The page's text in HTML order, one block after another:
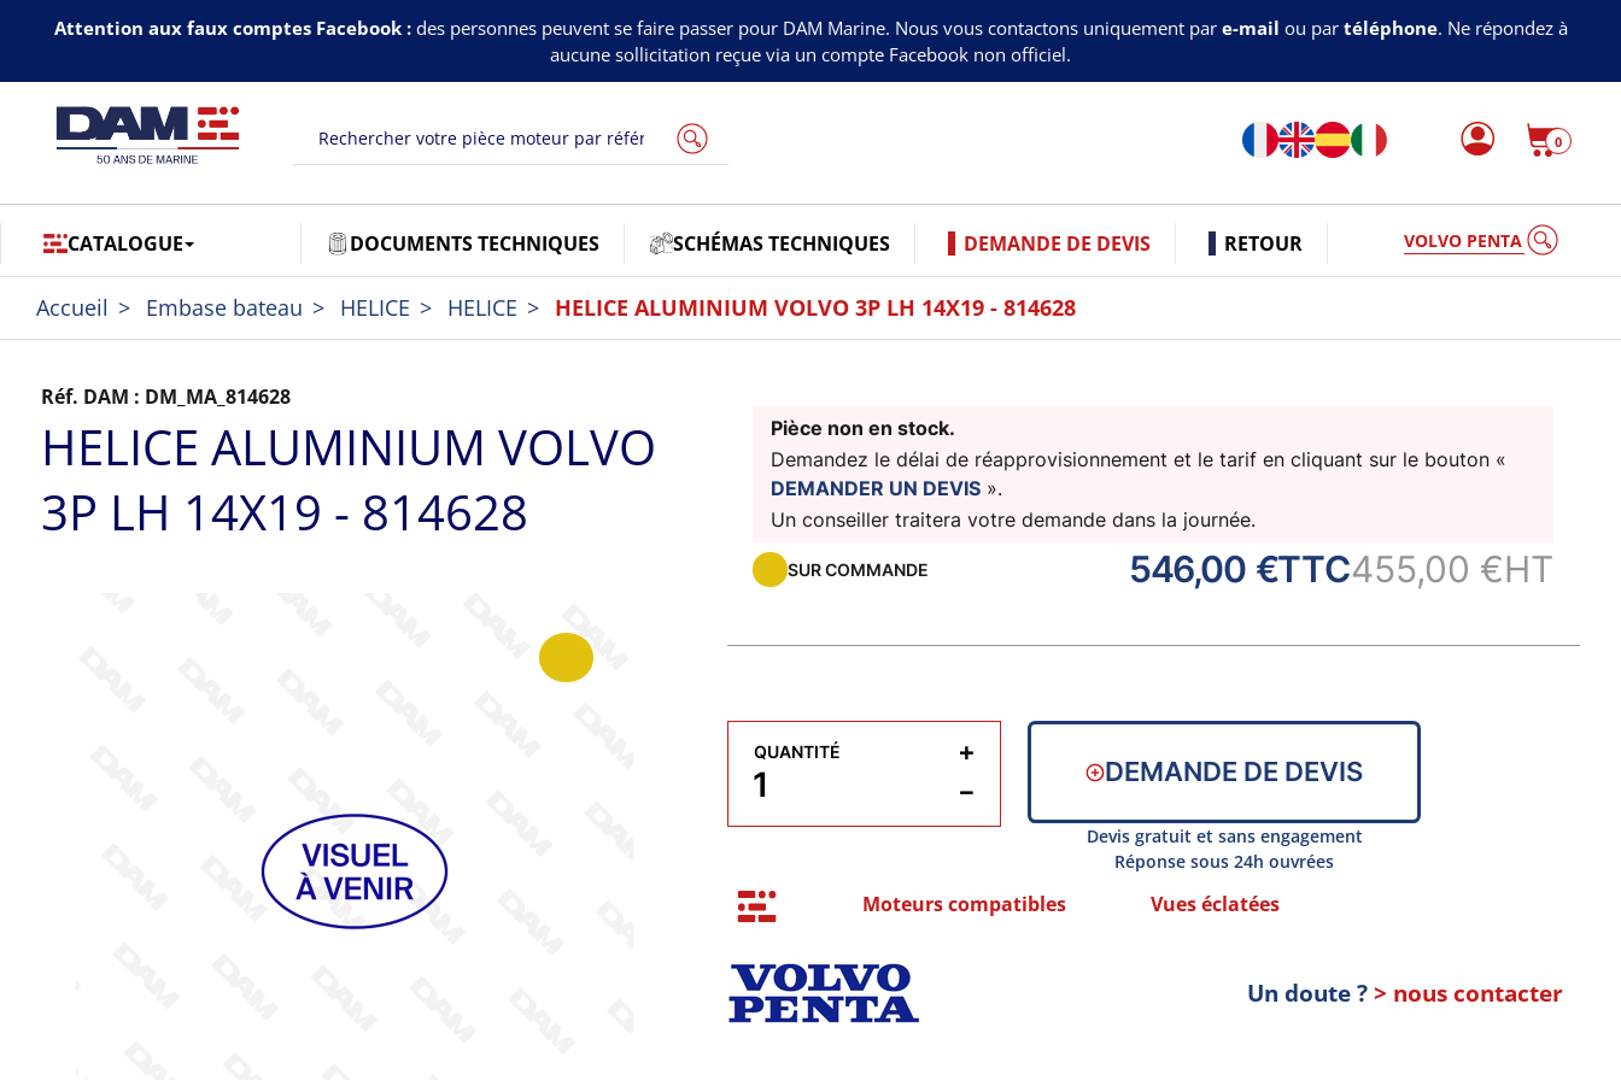
Attention aux faux comptes Facebook :des personnes peuvent se faire passer pour DAM Marine. Nous vous contactons uniquement par e-mail ou par téléphone. Ne répondez à
aucune sollicitation reçue via un compte Facebook non officiel.
0
CATALOGUE DOCUMENTS TECHNIQUES SCHÉMAS TECHNIQUES DEMANDE DE DEVIS RETOUR VOLVO PENTA
Accueil Embase bateau HELICE HELICE HELICE ALUMINIUM VOLVO 3P LH 14X19 - 814628
Réf. DAM : DM_MA_814628
HELICE ALUMINIUM VOLVO
3P LH 14X19 - 814628
Pièce non en stock.
Demandez le délai de réapprovisionnement et le tarif en cliquant sur le bouton «
DEMANDER UN DEVIS».
Un conseiller traitera votre demande dans la journée.
SUR COMMANDE 546,00 €TTC455,00 €HT
QUANTITÉ
−
+
DEMANDE DE DEVIS
Devis gratuit et sans engagement
Réponse sous 24h ouvrées
Moteurs compatibles Vues éclatées
Un doute ?> nous contacter